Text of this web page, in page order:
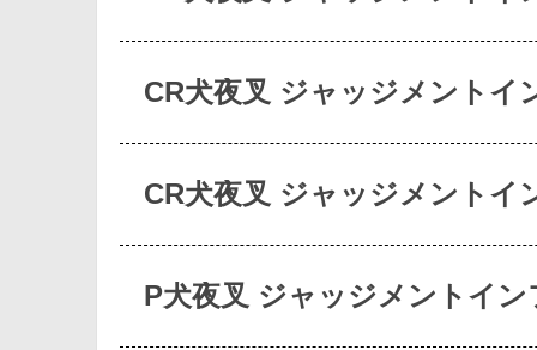
CR犬夜叉 ジャッジメント
CR犬夜叉 ジャッジメント
P犬夜叉 ジャッジメントイ